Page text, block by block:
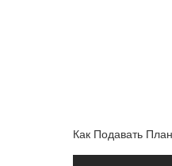
Как Подавать